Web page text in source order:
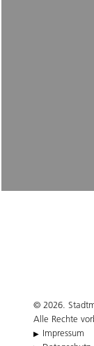
© 2026.
Alle Rechte
Impressum